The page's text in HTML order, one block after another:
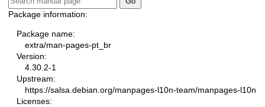
Package information:
Package name:
extra/man-pages-pt_br
Version:
4.30.2-1
Upstream:
https://salsa.debian.org/manpages-l10n-team/manpages-l10n
Licenses: